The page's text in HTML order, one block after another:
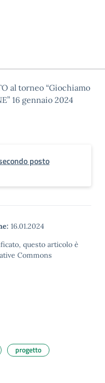
al torneo “Giochiamo
16 gennaio 2024
posto
16.01.2024
questo articolo è
Commons
progetto